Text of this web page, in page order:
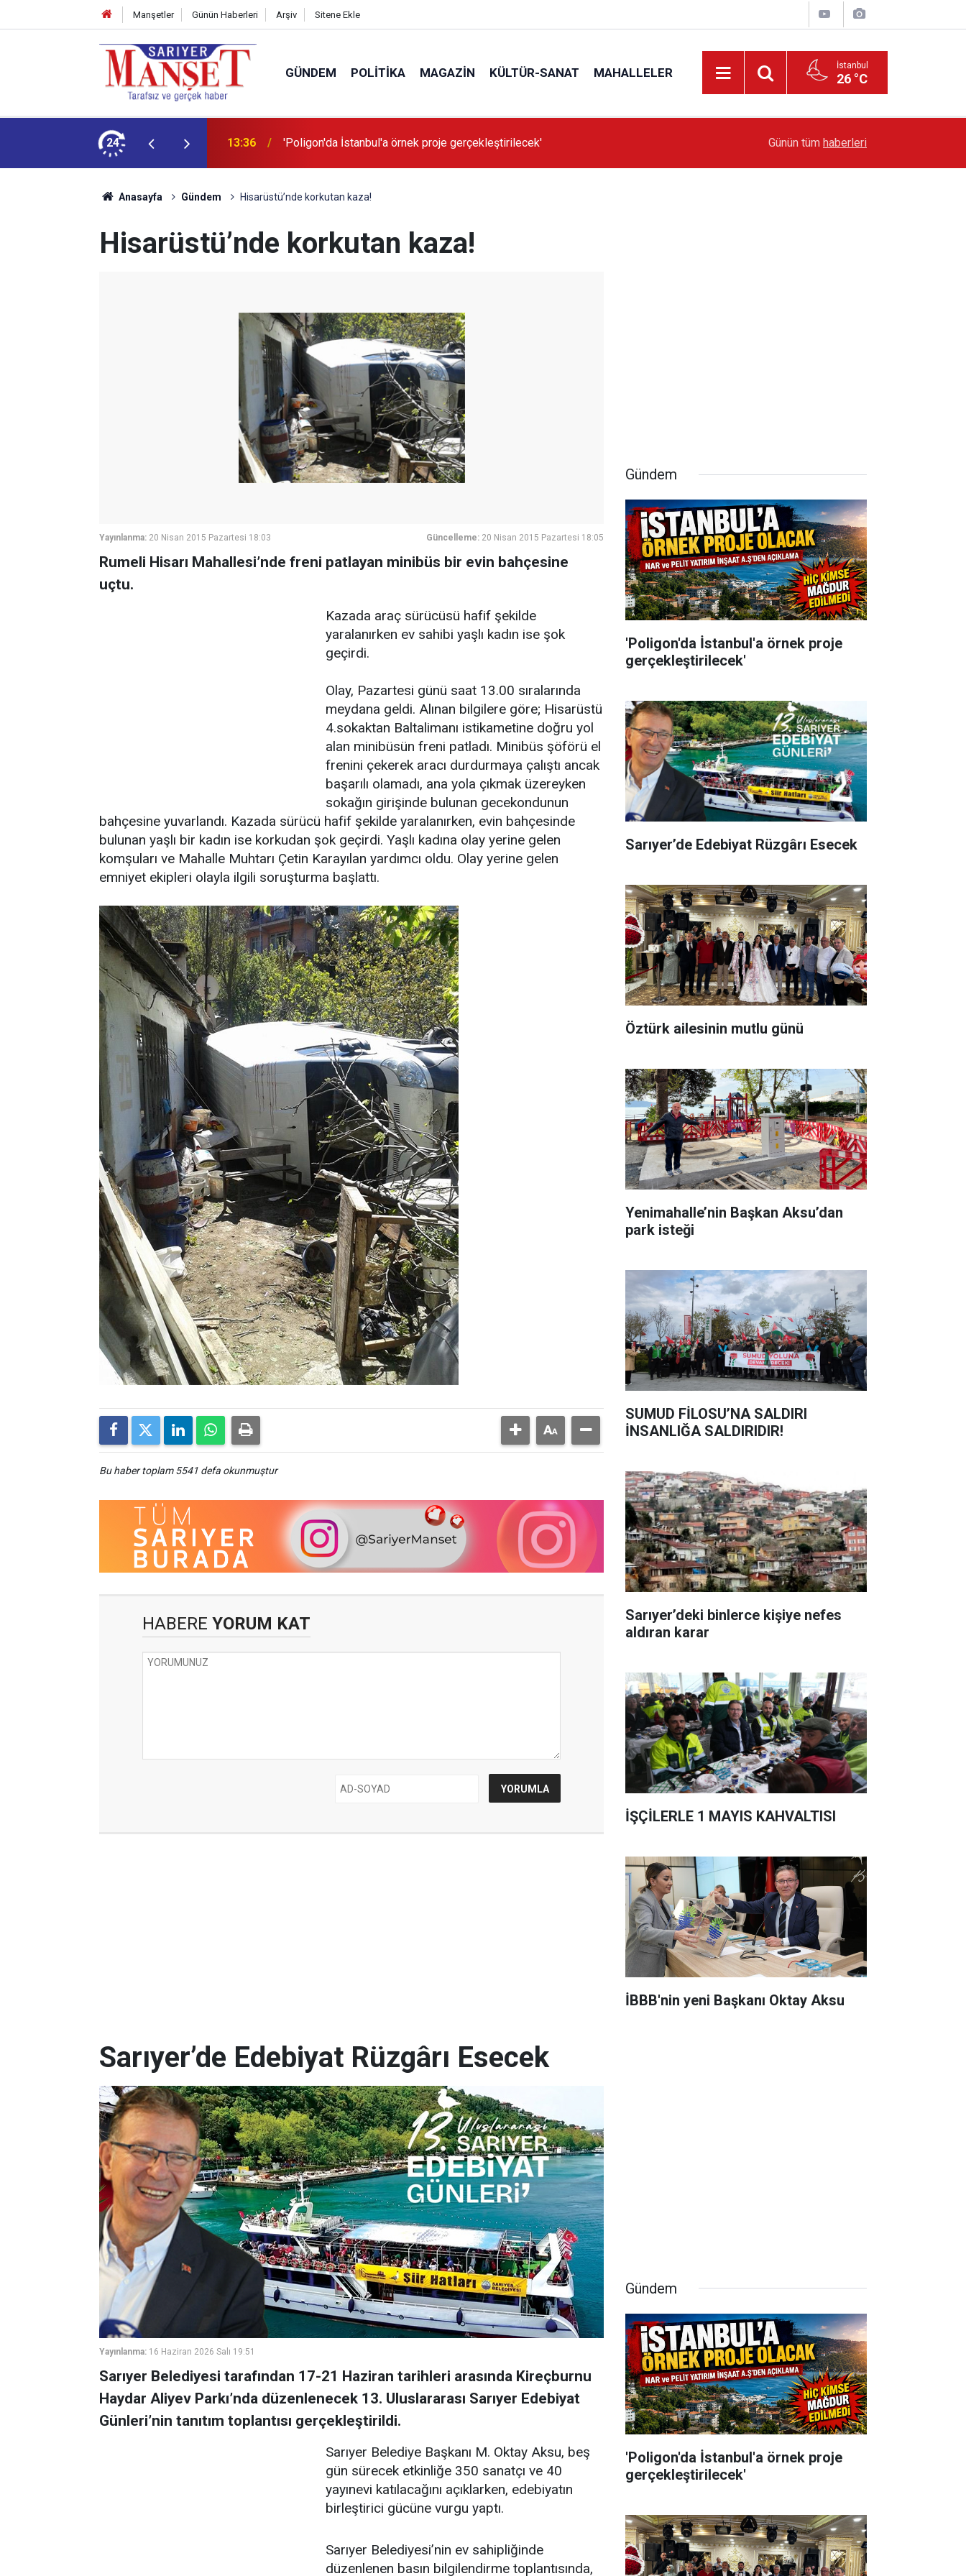
Manşetler Günün Haberleri Arşiv Sitene Ekle
GÜNDEM POLITIKA MAGAZIN KÜLTÜR-SANAT MAHALLELER İstanbul
26 °C
24 13:36 'Poligon'da İstanbul'a örnek proje gerçekleştirilecek' Sarıyer’de Edebiyat Rüzgârı Esecek
Günün tüm haberleri
Anasayfa Gündem Hisarüstü’nde korkutan kaza!
Hisarüstü’nde korkutan kaza!
Yayınlanma: 20 Nisan 2015 Pazartesi 18:03 Güncelleme: 20 Nisan 2015 Pazartesi 18:05
Rumeli Hisarı Mahallesi’nde freni patlayan minibüs bir evin bahçesine
uçtu.
Kazada araç sürücüsü hafif şekilde
yaralanırken ev sahibi yaşlı kadın ise şok
geçirdi.
Olay, Pazartesi günü saat 13.00 sıralarında
meydana geldi. Alınan bilgilere göre; Hisarüstü
4.sokaktan Baltalimanı istikametine doğru yol
alan minibüsün freni patladı. Minibüs şöförü el
frenini çekerek aracı durdurmaya çalıştı ancak
başarılı olamadı, ana yola çıkmak üzereyken
sokağın girişinde bulunan gecekondunun
bahçesine yuvarlandı. Kazada sürücü hafif şekilde yaralanırken, evin bahçesinde
bulunan yaşlı bir kadın ise korkudan şok geçirdi. Yaşlı kadına olay yerine gelen
komşuları ve Mahalle Muhtarı Çetin Karayılan yardımcı oldu. Olay yerine gelen
emniyet ekipleri olayla ilgili soruşturma başlattı.
Bu haber toplam 5541 defa okunmuştur
HABERE YORUM KAT
Gündem
'Poligon'da İstanbul'a örnek proje
gerçekleştirilecek'
Sarıyer’de Edebiyat Rüzgârı Esecek
Öztürk ailesinin mutlu günü
Yenimahalle’nin Başkan Aksu’dan
park isteği
SUMUD FİLOSU’NA SALDIRI
İNSANLIĞA SALDIRIDIR!
Sarıyer’deki binlerce kişiye nefes
aldıran karar
İŞÇİLERLE 1 MAYIS KAHVALTISI
İBBB'nin yeni Başkanı Oktay Aksu
Sarıyer’de Edebiyat Rüzgârı Esecek
Yayınlanma: 16 Haziran 2026 Salı 19:51
Sarıyer Belediyesi tarafından 17-21 Haziran tarihleri arasında Kireçburnu
Haydar Aliyev Parkı’nda düzenlenecek 13. Uluslararası Sarıyer Edebiyat
Günleri’nin tanıtım toplantısı gerçekleştirildi.
Sarıyer Belediye Başkanı M. Oktay Aksu, beş
gün sürecek etkinliğe 350 sanatçı ve 40
yayınevi katılacağını açıklarken, edebiyatın
birleştirici gücüne vurgu yaptı.
Sarıyer Belediyesi’nin ev sahipliğinde
düzenlenen basın bilgilendirme toplantısında,
Gündem
'Poligon'da İstanbul'a örnek proje
gerçekleştirilecek'